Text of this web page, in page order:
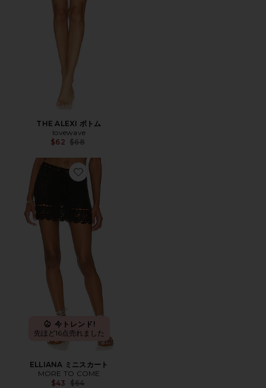
THE ALEXI ボトム
lovewave
$62 Previous price:
$68
Favorite ELLIANA ミニスカート
今トレンド!
先ほど16点売れました
ELLIANA ミニスカート
MORE TO COME
$43 Previous price:
$64